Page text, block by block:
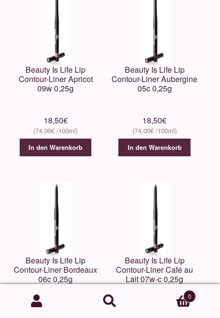
Beauty Is Life Lip
Contour-Liner Apricot
09w 0,25g
18,50€
74,00€
In den Warenkorb
Beauty Is Life Lip
Contour-Liner Aubergine
05c 0,25g
18,50€
74,00€
In den Warenkorb
Beauty Is Life Lip
Contour-Liner Bordeaux
06c 0,25g
Beauty Is Life Lip
Contour-Liner Café au
Lait 07w-c 0,25g
Suchen
0